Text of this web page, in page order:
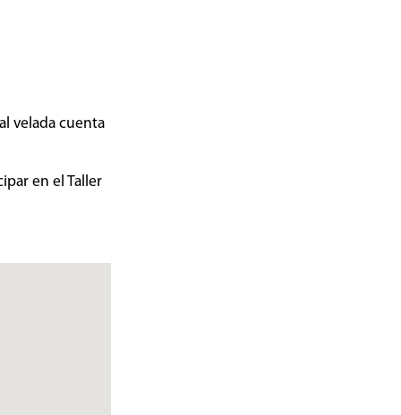
velada cuenta
en el Taller